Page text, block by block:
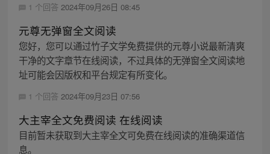
1 个回答 2024年09月26日 08:45
元尊无弹窗全文阅读
您好，您可以通过竹子文学免费提供的元尊小说最新清爽
干净的文字章节在线阅读，不过具体的无弹窗全文阅读地
址可能会因版权和平台规定有所变化。
1 个回答 2024年09月23日 07:56
大主宰全文免费阅读 在线阅读
目前暂未获取到大主宰全文可免费在线阅读的准确渠道信
息。